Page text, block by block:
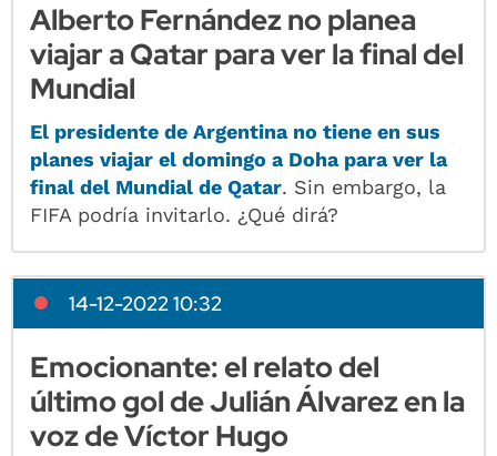
Alberto Fernández no planea
viajar a Qatar para ver la final del
Mundial
El presidente de Argentina no tiene en sus
planes viajar el domingo a Doha para ver la
final del Mundial de Qatar. Sin embargo, la
FIFA podría invitarlo. ¿Qué dirá?
14-12-2022 10:32
Emocionante: el relato del
último gol de Julián Álvarez en la
voz de Víctor Hugo